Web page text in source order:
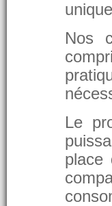
Nos
Le
place